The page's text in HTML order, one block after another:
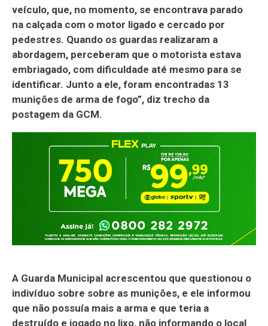
veículo, que, no momento, se encontrava parado
na calçada com o motor ligado e cercado por
pedestres. Quando os guardas realizaram a
abordagem, perceberam que o motorista estava
embriagado, com dificuldade até mesmo para se
identificar. Junto a ele, foram encontradas 13
munições de arma de fogo”, diz trecho da
postagem da GCM.
A Guarda Municipal acrescentou que questionou o
indivíduo sobre sobre as munições, e ele informou
que não possuía mais a arma e que teria a
destruído e jogado no lixo, não informando o local